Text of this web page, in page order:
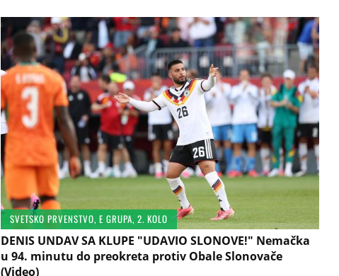
SVETSKO PRVENSTVO, E GRUPA, 2. KOLO
DENIS UNDAV SA KLUPE "UDAVIO SLONOVE!" Nemačka
u 94. minutu do preokreta protiv Obale Slonovače
(Video)